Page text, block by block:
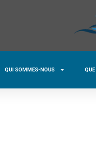
QUI SOMMES-NOUS